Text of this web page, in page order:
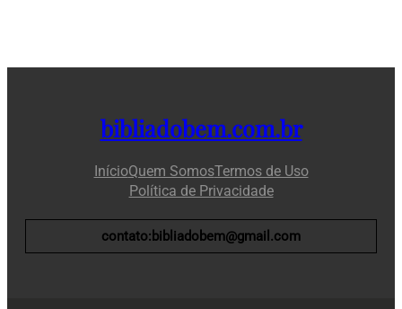
bibliadobem.com.br
InícioQuem SomosTermos de Uso
Política de Privacidade
contato:bibliadobem@gmail.com